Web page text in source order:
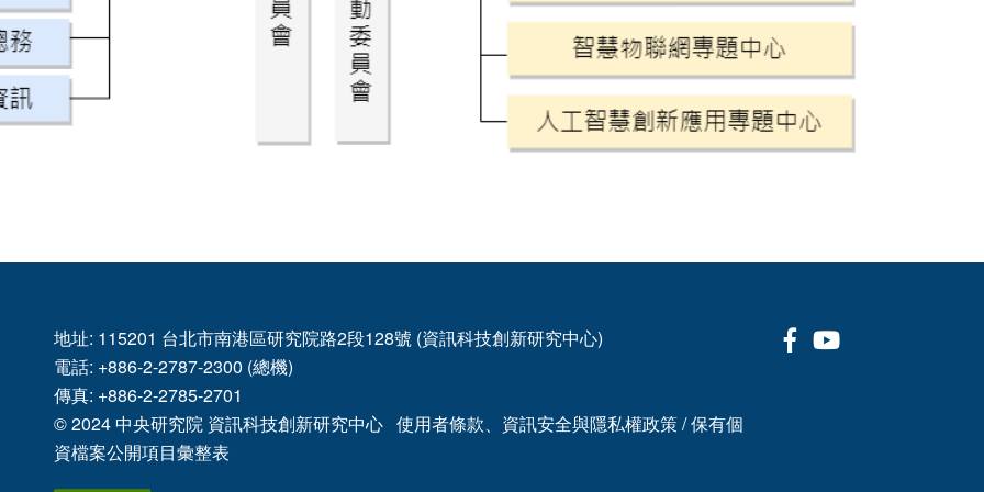
地址: 115201 台北市南港區研究院路2段128號 (資訊科技創新研究中心)
電話: +886-2-2787-2300 (總機)
傳真: +886-2-2785-2701
© 2024中央研究院 資訊科技創新研究中心 使用者條款、資訊安全與隱私權政策/保有個
資檔案公開項目彙整表
Facebook
Youtube